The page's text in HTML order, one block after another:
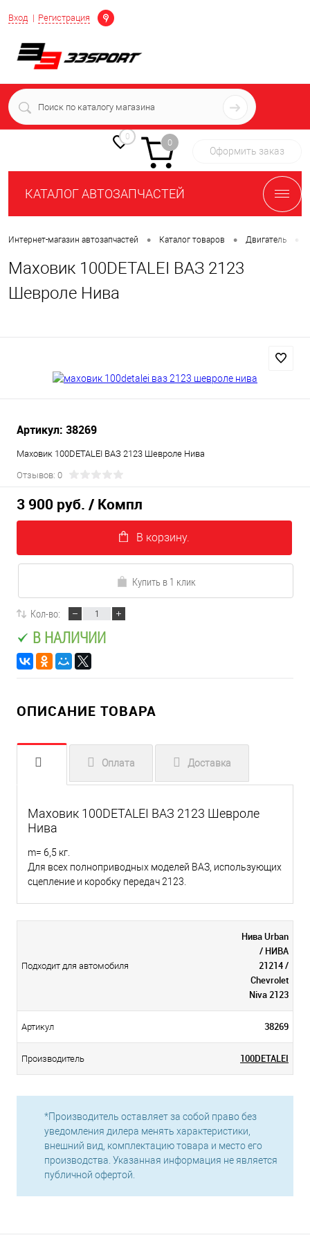
Вход Регистрация
Определение
+7 (939) 716-10-06
пн-пт 7:00-16:00 МСК
0
0
Оформить заказ
КАТАЛОГ АВТОЗАПЧАСТЕЙ
Интернет-магазин автозапчастей • Каталог товаров • Двигатель
Маховик 100DETALEI ВАЗ 2123
Шевроле Нива
Артикул: 38269
Маховик 100DETALEI ВАЗ 2123 Шевроле Нива
Отзывов: 0
3 900 руб. / Компл
В корзину.
Купить в 1 клик
Кол-во:
В НАЛИЧИИ
ОПИСАНИЕ ТОВАРА
Оплата Доставка
Маховик 100DETALEI ВАЗ 2123 Шевроле
Нива
m= 6,5 кг.
Для всех полноприводных моделей ВАЗ, использующих
сцепление и коробку передач 2123.
Подходит для автомобиля
Нива Urban
/ НИВА
21214 /
Chevrolet
Niva 2123
Артикул 38269
Производитель 100DETALEI
*Производитель оставляет за собой право без
уведомления дилера менять характеристики,
внешний вид, комплектацию товара и место его
производства. Указанная информация не является
публичной офертой.